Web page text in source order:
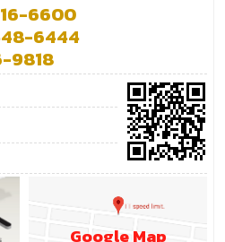
6600
6444
9818
Google Map